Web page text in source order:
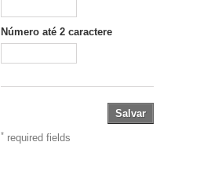
Número até 2 caractere
Salvar
*required fields